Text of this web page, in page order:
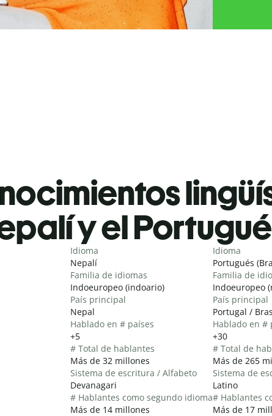
y el
Idioma
Nepalí
Familia de idiomas
Indoeuropeo (indoario)
País principal
Nepal
Hablado en # países
+5
# Total de hablantes
Más de 32 millones
Sistema de escritura / Alfabeto
Devanagari
# Hablantes como segundo idioma
Más de 14 millones
Idioma
Portugués
Familia de
Indoeuropeo
País principal
Portugal /
Hablado en #
+30
# Total de
Más de 265
Sistema de
Latino
# Hablantes
Más de 17